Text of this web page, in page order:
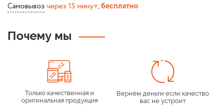
Самовывоз через 15 минут, бесплатно
Почему мы
Только качественная и
оригинальная продукция
Вернём деньги если качество
вас не устроит